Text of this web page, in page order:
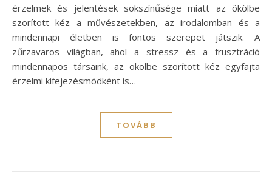
érzelmek és jelentések sokszínűsége miatt az ökölbe
szorított kéz a művészetekben, az irodalomban és a
mindennapi életben is fontos szerepet játszik. A
zűrzavaros világban, ahol a stressz és a frusztráció
mindennapos társaink, az ökölbe szorított kéz egyfajta
érzelmi kifejezésmódként is…
TOVÁBB